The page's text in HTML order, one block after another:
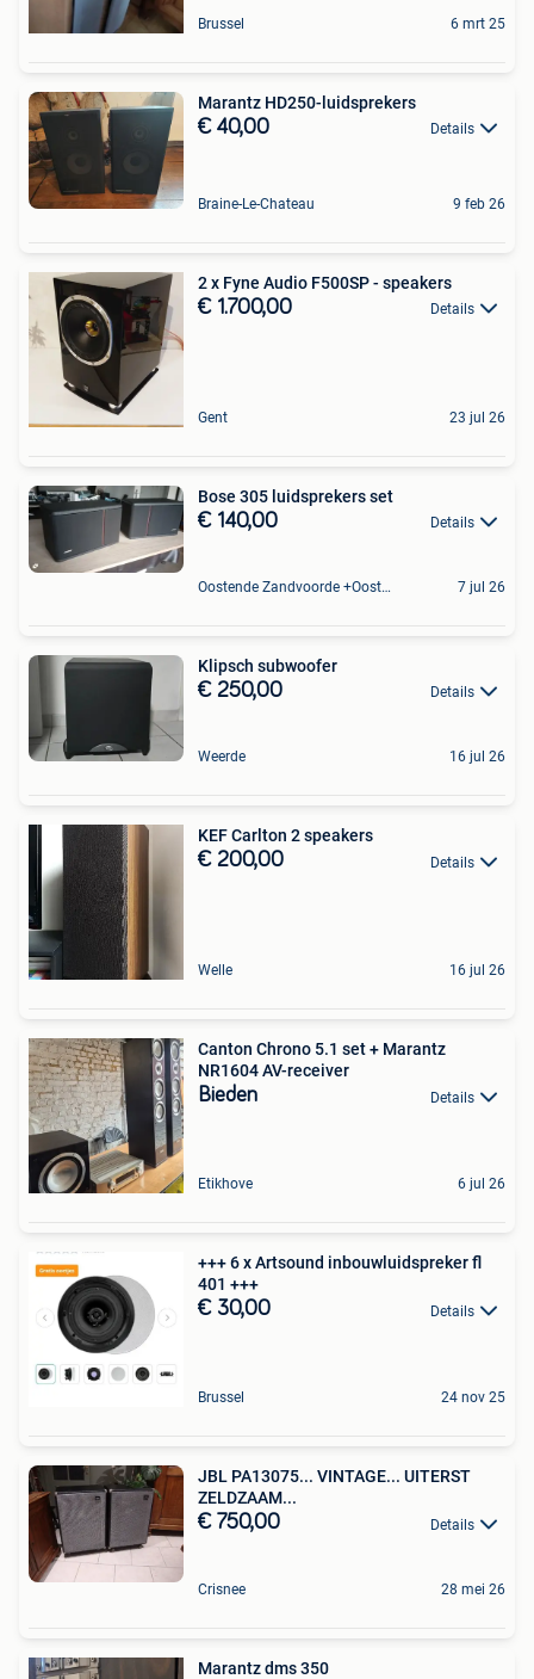
Brussel 6 mrt 25
Marantz HD250-luidsprekers
€ 40,00 Details
Braine-Le-Chateau 9 feb 26
2 x Fyne Audio F500SP - speakers
€ 1.700,00 Details
Gent 23 jul 26
Bose 305 luidsprekers set
€ 140,00 Details
Oostende Zandvoorde +Oostende 7 jul 26
Klipsch subwoofer
€ 250,00 Details
Weerde 16 jul 26
KEF Carlton 2 speakers
€ 200,00 Details
Welle 16 jul 26
Canton Chrono 5.1 set + Marantz
NR1604 AV-receiver
Bieden Details
Etikhove 6 jul 26
+++ 6 x Artsound inbouwluidspreker fl
401 +++
€ 30,00 Details
Brussel 24 nov 25
JBL PA13075... VINTAGE... UITERST
ZELDZAAM...
€ 750,00 Details
Crisnee 28 mei 26
Marantz dms 350